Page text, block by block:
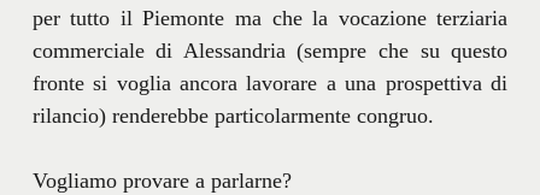
per tutto il Piemonte ma che la vocazione terziaria
commerciale di Alessandria (sempre che su questo
fronte si voglia ancora lavorare a una prospettiva di
rilancio) renderebbe particolarmente congruo.
Vogliamo provare a parlarne?